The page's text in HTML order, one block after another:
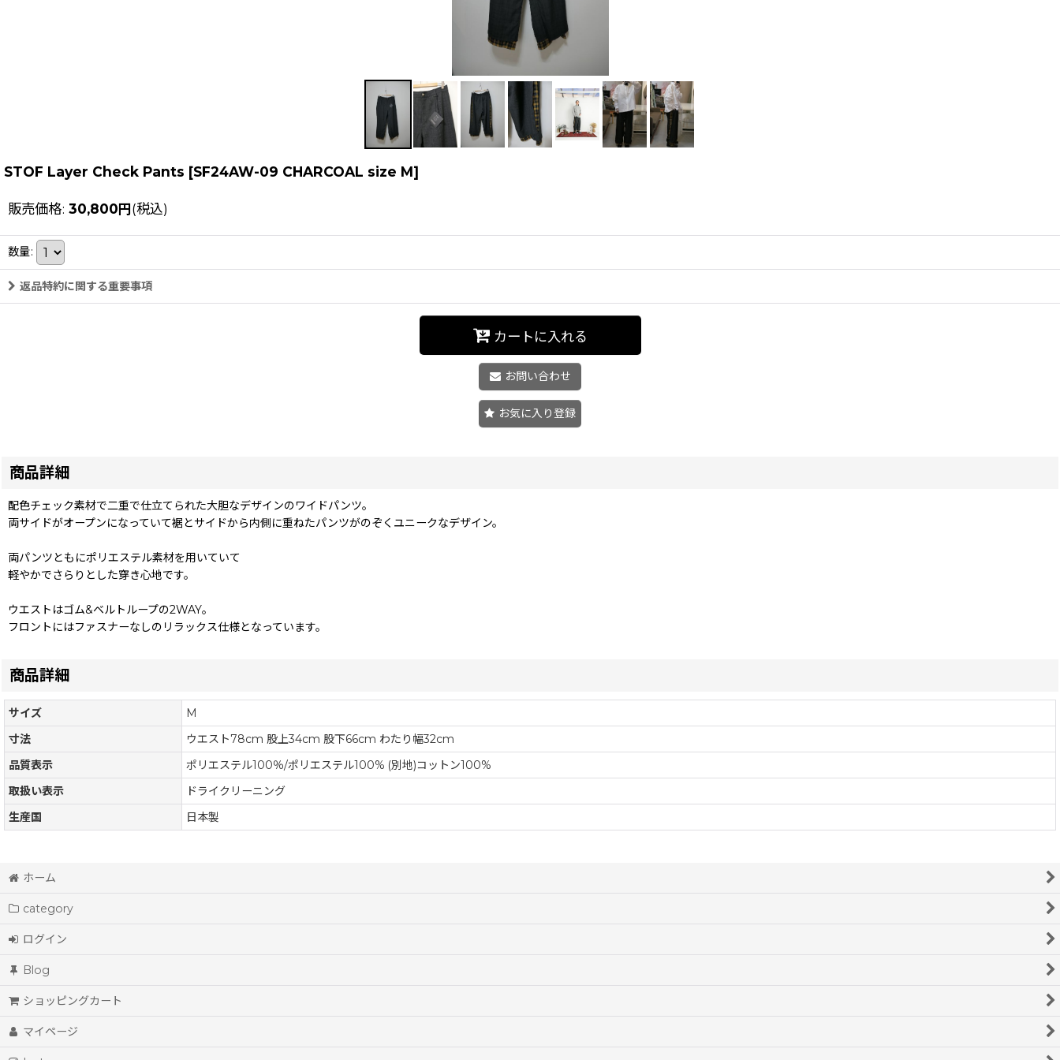
STOF Layer Check Pants [SF24AW-09 CHARCOAL size M]
販売価格: 30,800円(税込)
数量:
返品特約に関する重要事項
カートに入れる
お問い合わせ
お気に入り登録
商品詳細
配色チェック素材で二重で仕立てられた大胆なデザインのワイドパンツ。
両サイドがオープンになっていて裾とサイドから内側に重ねたパンツがのぞくユニークなデザイン。
両パンツともにポリエステル素材を用いていて
軽やかでさらりとした穿き心地です。
ウエストはゴム&ベルトループの2WAY。
フロントにはファスナーなしのリラックス仕様となっています。
商品詳細
サイズ
M
寸法
ウエスト78cm 股上34cm 股下66cm わたり幅32cm
品質表示
ポリエステル100％/ポリエステル100% (別地)コットン100%
取扱い表示
ドライクリーニング
生産国
日本製
ホーム
category
ログイン
Blog
ショッピングカート
マイページ